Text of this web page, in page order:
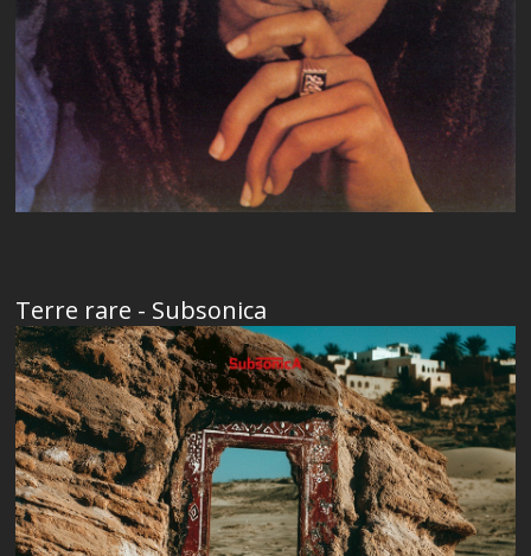
Terre rare - Subsonica